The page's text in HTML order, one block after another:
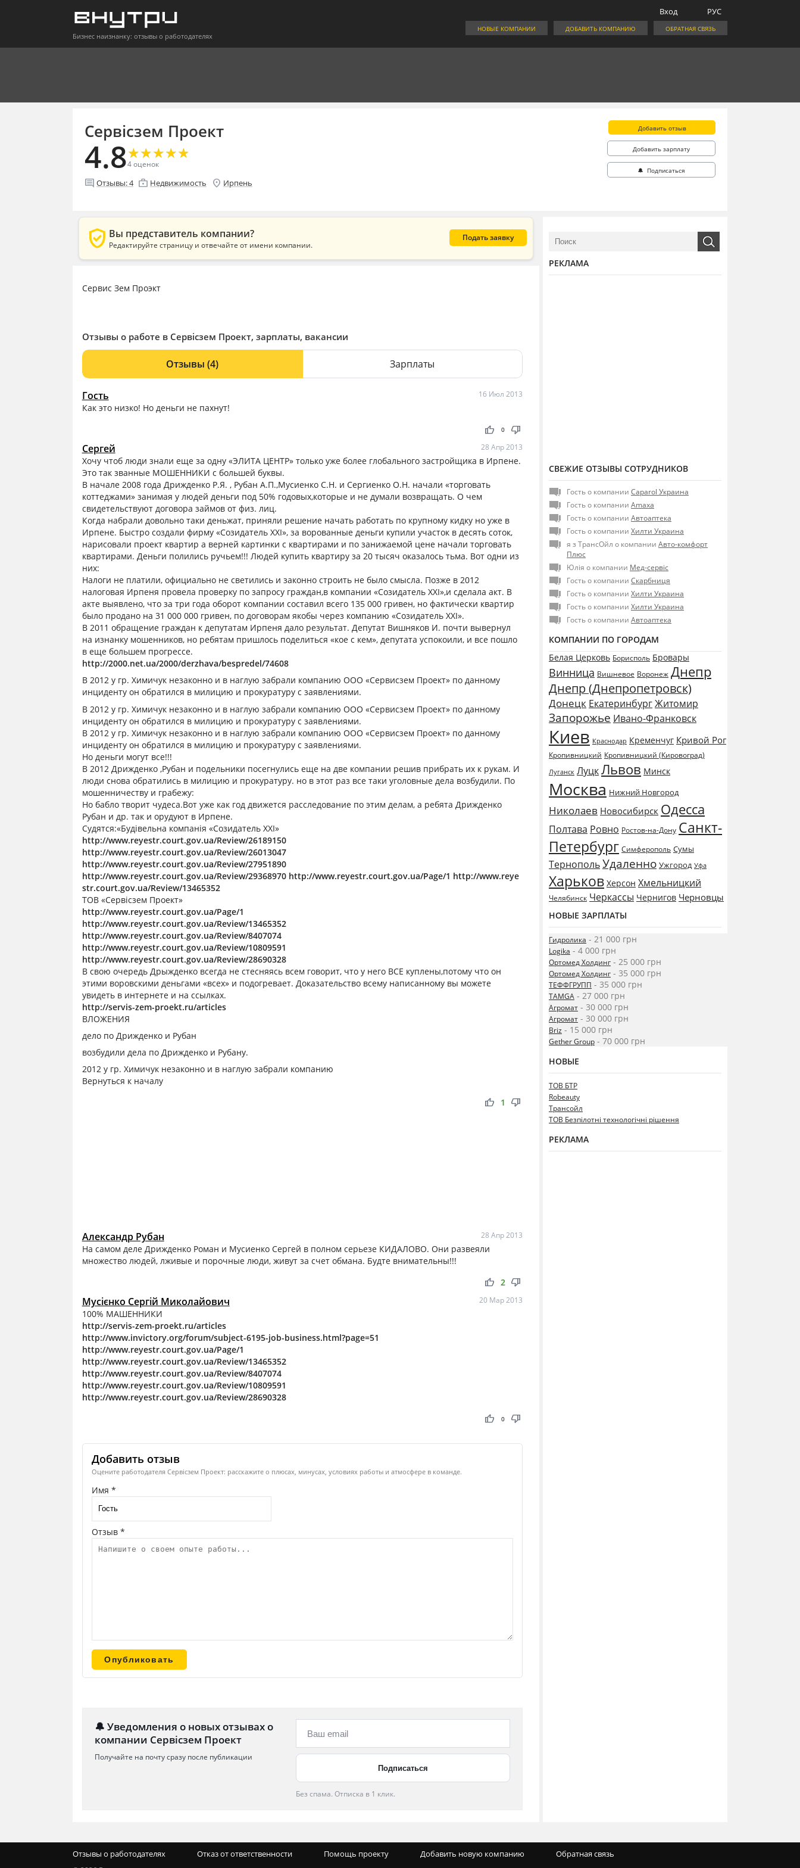
Бизнес наизнанку: отзывы о работодателях
РУС
Вход
ОБРАТНАЯ СВЯЗЬ
ДОБАВИТЬ КОМПАНИЮ
НОВЫЕ КОМПАНИИ
Сервісзем Проект
4.8★
★★
★★
★★
★★
★
4оценок
comment Отзывы:4 enterprise Недвижимость location_on Ирпень
Добавить отзыв
Добавить зарплату
🔔 Подписаться
verified_user Вы представитель компании?
Редактируйте страницу и отвечайте от имени компании.
Подать заявку
Сервис Зем Проэкт
Отзывы о работе в Сервісзем Проект, зарплаты, вакансии
Отзывы(4) Зарплаты
Гость 16 Июл 2013
Как это низко! Но деньги не пахнут!
thumb_up thumb_down
0
Сергей 28 Апр 2013
Хочу чтоб люди знали еще за одну «ЭЛИТА ЦЕНТР» только уже более глобального застройщика в Ирпене.
Это так званные МОШЕННИКИ с большей буквы.
В начале 2008 года Дрижденко Р.Я. , Рубан А.П.,Мусиенко С.Н. и Сергиенко О.Н. начали «торговать
коттеджами» занимая у людей деньги под 50% годовых,которые и не думали возвращать. О чем
свидетельствуют договора займов от физ. лиц.
Когда набрали довольно таки деньжат, приняли решение начать работать по крупному кидку но уже в
Ирпене. Быстро создали фирму «Созидатель ХХI», за ворованные деньги купили участок в десять соток,
нарисовали проект квартир а верней картинки с квартирами и по занижаемой цене начали торговать
квартирами. Деньги полились ручьем!!! Людей купить квартиру за 20 тысяч оказалось тьма. Вот одни из
них:
Налоги не платили, официально не светились и законно строить не было смысла. Позже в 2012
налоговая Ирпеня провела проверку по запросу граждан,в компании «Созидатель ХХI»,и сделала акт. В
акте выявлено, что за три года оборот компании составил всего 135 000 гривен, но фактически квартир
было продано на 31 000 000 гривен, по договорам якобы через компанию «Созидатель ХХI».
В 2011 обращение граждан к депутатам Ирпеня дало результат. Депутат Вишняков И. почти вывернул
на изнанку мошенников, но ребятам пришлось поделиться «кое с кем», депутата успокоили, и все пошло
в еще большем прогрессе.
http://2000.net.ua/2000/derzhava/bespredel/74608
В 2012 у гр. Химичук незаконно и в наглую забрали компанию ООО «Сервисзем Проект» по данному
инциденту он обратился в милицию и прокуратуру с заявлениями.
В 2012 у гр. Химичук незаконно и в наглую забрали компанию ООО «Сервисзем Проект» по данному
инциденту он обратился в милицию и прокуратуру с заявлениями.
В 2012 у гр. Химичук незаконно и в наглую забрали компанию ООО «Сервисзем Проект» по данному
инциденту он обратился в милицию и прокуратуру с заявлениями.
Но деньги могут все!!!
В 2012 Дрижденко ,Рубан и подельники посегнулись еще на две компании решив прибрать их к рукам. И
люди снова обратились в милицию и прокуратуру. но в этот раз все таки уголовные дела возбудили. По
мошенничеству и грабежу:
Но бабло творит чудеса.Вот уже как год движется расследование по этим делам, а ребята Дрижденко
Рубан и др. так и орудуют в Ирпене.
Судятся:«Будівельна компанія «Созидатель ХХІ»
http://www.reyestr.court.gov.ua/Review/26189150
http://www.reyestr.court.gov.ua/Review/26013047
http://www.reyestr.court.gov.ua/Review/27951890
http://www.reyestr.court.gov.ua/Review/29368970 http://www.reyestr.court.gov.ua/Page/1 http://www.reye
str.court.gov.ua/Review/13465352
ТОВ «Сервісзем Проект»
http://www.reyestr.court.gov.ua/Page/1
http://www.reyestr.court.gov.ua/Review/13465352
http://www.reyestr.court.gov.ua/Review/8407074
http://www.reyestr.court.gov.ua/Review/10809591
http://www.reyestr.court.gov.ua/Review/28690328
В свою очередь Дрыжденко всегда не стесняясь всем говорит, что у него ВСЕ куплены,потому что он
этими воровскими деньгами «всех» и подогревает. Доказательство всему написанному вы можете
увидеть в интернете и на ссылках.
http://servis-zem-proekt.ru/articles
ВЛОЖЕНИЯ
дело по Дрижденко и Рубан
возбудили дела по Дрижденко и Рубану.
2012 у гр. Химичук незаконно и в наглую забрали компанию
Вернуться к началу
thumb_up thumb_down
1
Александр Рубан 28 Апр 2013
На самом деле Дрижденко Роман и Мусиенко Сергей в полном серьезе КИДАЛОВО. Они развеяли
множество людей, лживые и порочные люди, живут за счет обмана. Будте внимательны!!!
thumb_up thumb_down
2
Мусієнко Сергій Миколайович 20 Мар 2013
100% МАШЕННИКИ
http://servis-zem-proekt.ru/articles
http://www.invictory.org/forum/subject-6195-job-business.html?page=51
http://www.reyestr.court.gov.ua/Page/1
http://www.reyestr.court.gov.ua/Review/13465352
http://www.reyestr.court.gov.ua/Review/8407074
http://www.reyestr.court.gov.ua/Review/10809591
http://www.reyestr.court.gov.ua/Review/28690328
thumb_up thumb_down
0
Добавить отзыв
Оцените работодателя Сервісзем Проект: расскажите о плюсах, минусах, условиях работы и атмосфере в команде.
Имя *
Отзыв *
🔔 Уведомления о новых отзывах о
компании Сервісзем Проект
Получайте на почту сразу после публикации
Без спама. Отписка в 1 клик.
РЕКЛАМА
СВЕЖИЕ ОТЗЫВЫ СОТРУДНИКОВ
Гость о компании Caparol Украина
Гость о компании Amaxa
Гость о компании Автоаптека
Гость о компании Хилти Украина
я з ТрансОйл о компании Авто-комфорт
Плюс
Юлія о компании Мед-сервіс
Гость о компании Скарбниця
Гость о компании Хилти Украина
Гость о компании Хилти Украина
Гость о компании Автоаптека
КОМПАНИИ ПО ГОРОДАМ
Белая Церковь Борисполь Бровары
Винница Вишневое Воронеж Днепр
Днепр (Днепропетровск)
Донецк ЕкатеринбургЖитомир
Запорожье Ивано-Франковск
Киев Краснодар Кременчуг Кривой Рог
Кропивницкий Кропивницкий (Кировоград)
Луганск ЛуцкЛьвов Минск
Москва Нижний Новгород
Николаев Новосибирск Одесса
Полтава Ровно Ростов-на-Дону Санкт-
Петербург Симферополь Сумы
ТернопольУдаленно Ужгород Уфа
Харьков Херсон Хмельницкий
Челябинск Черкассы Чернигов Черновцы
НОВЫЕ ЗАРПЛАТЫ
Гидролика - 21 000 грн
Logika - 4 000 грн
Ортомед Холдинг - 25 000 грн
Ортомед Холдинг - 35 000 грн
ТЕФФГРУПП - 35 000 грн
TAMGA - 27 000 грн
Агромат - 30 000 грн
Агромат - 30 000 грн
Briz - 15 000 грн
Gether Group - 70 000 грн
НОВЫЕ
ТОВ БТР
Robeauty
Трансойл
ТОВ Безпілотні технологічні рішення
РЕКЛАМА
Отзывы о работодателях Отказ от ответственности Помощь проекту Добавить новую компанию Обратная связь